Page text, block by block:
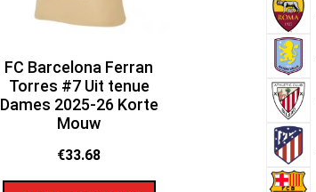
FC Barcelona Ferran
Torres #7 Uit tenue
Dames 2025-26 Korte
Mouw
€33.68